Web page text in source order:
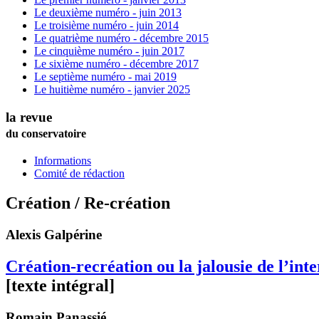
Le deuxième numéro - juin 2013
Le troisième numéro - juin 2014
Le quatrième numéro - décembre 2015
Le cinquième numéro - juin 2017
Le sixième numéro - décembre 2017
Le septième numéro - mai 2019
Le huitième numéro - janvier 2025
la revue
du conservatoire
Informations
Comité de rédaction
Création / Re-création
Alexis Galpérine
Création-recréation ou la jalousie de
[texte intégral]